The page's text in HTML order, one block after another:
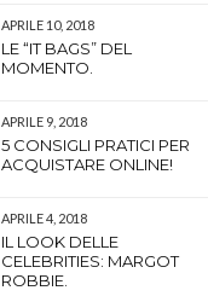
APRILE 10, 2018
LE “IT BAGS” DEL
MOMENTO.
APRILE 9, 2018
5 CONSIGLI PRATICI PER
ACQUISTARE ONLINE!
APRILE 4, 2018
IL LOOK DELLE
CELEBRITIES: MARGOT
ROBBIE.